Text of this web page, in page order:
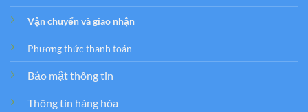
Vận chuyển và giao nhận
Phương thức thanh toán
Bảo mật thông tin
Thông tin hàng hóa